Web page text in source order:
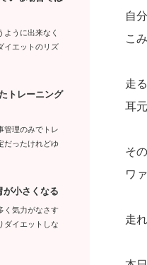
自
こ
走
耳
そ
ワ
走
ように出来なく
イエットのリズ
トレーニング
管理のみでトレ
だったけれどゆ
が小さくなる
く気力がなさす
ダイエットしな